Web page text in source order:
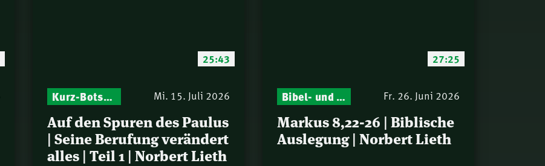
25:43
Kurz-Botschaften – Biblische Impulse mit Zukunft im Blick Mi. 15. Juli 2026
Auf den Spuren des Paulus
| Seine Berufung verändert
alles | Teil 1 | Norbert Lieth
27:25
Bibel- und Gebetsstunde – Jeden Donnerstag neu: Vers-für-Vers-Auslegungen Fr. 26. Juni 2026
Markus 8,22-26 | Biblische
Auslegung | Norbert Lieth